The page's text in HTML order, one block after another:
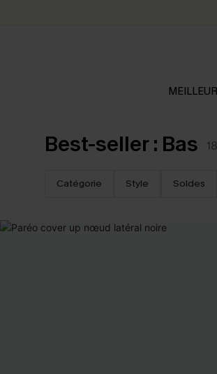
Best-seller : Bas
Catégorie Style Soldes